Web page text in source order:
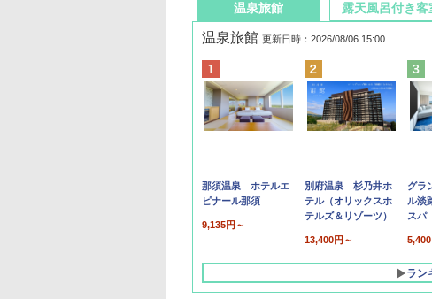
温泉旅館
温泉旅館 更新日時：2026/08/06 15:00
那須温泉 ホテルエ
ピナール那須
9,135円～
別府温泉 杉乃井ホ
テル（オリックスホ
テルズ＆リゾーツ）
13,400円～
グラ
ル淡
スパ
ラン
露天風呂付き客